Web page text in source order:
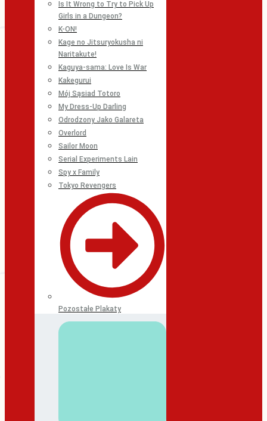
Is It Wrong to Try to Pick Up
Girls in a Dungeon?
K-ON!
Kage no Jitsuryokusha ni
Naritakute!
Kaguya-sama: Love Is War
Kakegurui
Mój Sąsiad Totoro
My Dress-Up Darling
Odrodzony Jako Galareta
Overlord
Sailor Moon
Serial Experiments Lain
Spy x Family
Tokyo Revengers
Pozostałe Plakaty